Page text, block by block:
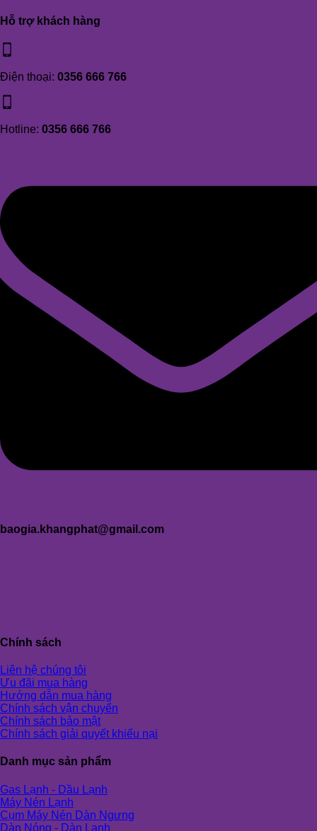
Hỗ trợ khách hàng
Điện thoại: 0356 666 766
Hotline: 0356 666 766
baogia.khangphat@gmail.com
Chính sách
Liên hệ chúng tôi
Ưu đãi mua hàng
Hướng dẫn mua hàng
Chính sách vận chuyển
Chính sách bảo mật
Chính sách giải quyết khiếu nại
Danh mục sản phẩm
Gas Lạnh - Dầu Lạnh
Máy Nén Lạnh
Cụm Máy Nén Dàn Ngưng
Dàn Nóng - Dàn Lạnh